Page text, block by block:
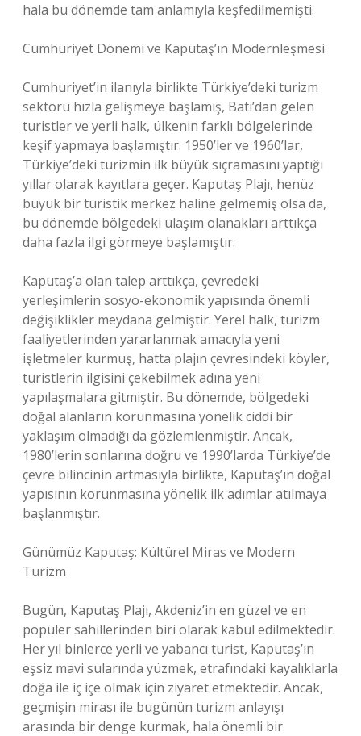
hala bu dönemde tam anlamıyla keşfedilmemişti.
Cumhuriyet Dönemi ve Kaputaş’ın Modernleşmesi
Cumhuriyet’in ilanıyla birlikte Türkiye’deki turizm
sektörü hızla gelişmeye başlamış, Batı’dan gelen
turistler ve yerli halk, ülkenin farklı bölgelerinde
keşif yapmaya başlamıştır. 1950’ler ve 1960’lar,
Türkiye’deki turizmin ilk büyük sıçramasını yaptığı
yıllar olarak kayıtlara geçer. Kaputaş Plajı, henüz
büyük bir turistik merkez haline gelmemiş olsa da,
bu dönemde bölgedeki ulaşım olanakları arttıkça
daha fazla ilgi görmeye başlamıştır.
Kaputaş’a olan talep arttıkça, çevredeki
yerleşimlerin sosyo-ekonomik yapısında önemli
değişiklikler meydana gelmiştir. Yerel halk, turizm
faaliyetlerinden yararlanmak amacıyla yeni
işletmeler kurmuş, hatta plajın çevresindeki köyler,
turistlerin ilgisini çekebilmek adına yeni
yapılaşmalara gitmiştir. Bu dönemde, bölgedeki
doğal alanların korunmasına yönelik ciddi bir
yaklaşım olmadığı da gözlemlenmiştir. Ancak,
1980’lerin sonlarına doğru ve 1990’larda Türkiye’de
çevre bilincinin artmasıyla birlikte, Kaputaş’ın doğal
yapısının korunmasına yönelik ilk adımlar atılmaya
başlanmıştır.
Günümüz Kaputaş: Kültürel Miras ve Modern
Turizm
Bugün, Kaputaş Plajı, Akdeniz’in en güzel ve en
popüler sahillerinden biri olarak kabul edilmektedir.
Her yıl binlerce yerli ve yabancı turist, Kaputaş’ın
eşsiz mavi sularında yüzmek, etrafındaki kayalıklarla
doğa ile iç içe olmak için ziyaret etmektedir. Ancak,
geçmişin mirası ile bugünün turizm anlayışı
arasında bir denge kurmak, hala önemli bir